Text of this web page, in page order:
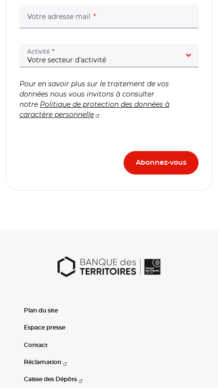
Votre adresse mail (champ obligatoire)
Activité (champ obligatoire)
Pour en savoir plus sur le traitement de vos
données nous vous invitons à consulter
notre Politique de protection des données à
caractère personnelle
Plan du site
Espace presse
Contact
Réclamation
Caisse des Dépôts